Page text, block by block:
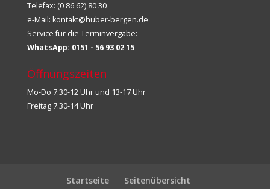
Telefax: (0 86 62) 80 30
e-Mail: kontakt@huber-bergen.de
Service für die Terminvergabe:
WhatsApp: 0151 - 56 93 02 15
Öffnungszeiten
Mo-Do 7.30-12 Uhr und 13-17 Uhr
Freitag 7.30-14 Uhr
Startseite
Seitenübersicht